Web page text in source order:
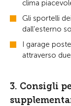
clima
Gli sportelli
dall’esterno
I garage
attraverso
3. Consigli